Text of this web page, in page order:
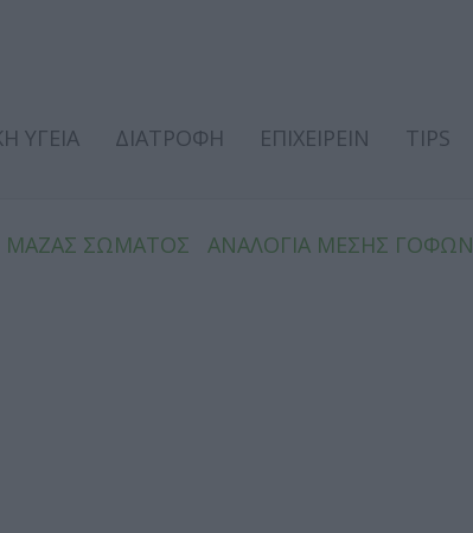
ΥΓΕΙΑ ΔΙΑΤΡΟΦΗ ΕΠΙΧΕΙΡΕΙΝ TIPS
ΜΑΖΑΣ ΣΩΜΑΤΟΣ
ΑΝΑΛΟΓΙΑ ΜΕΣΗΣ ΓΟΦΩΝ